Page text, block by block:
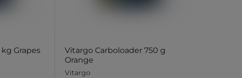
Grapes
Vitargo Carboloader 750 g
Orange
Vitargo